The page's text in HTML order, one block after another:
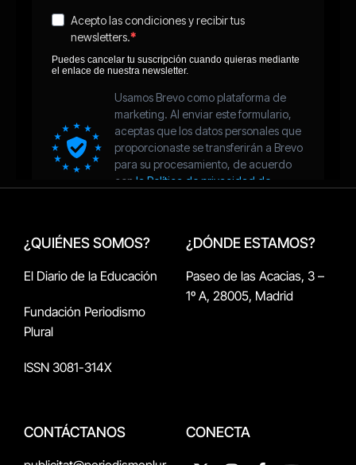
¿QUIÉNES SOMOS?
El Diario de la Educación
Fundación Periodismo
Plural
ISSN 3081-314X
¿DÓNDE ESTAMOS?
Paseo de las Acacias, 3 –
1º A, 28005, Madrid
CONTÁCTANOS CONECTA